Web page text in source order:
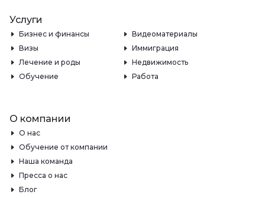
Услуги
Бизнес и финансы
Видеоматериалы
Визы
Иммиграция
Лечение и роды
Недвижимость
Обучение
Работа
О компании
О нас
Обучение от компании
Наша команда
Пресса о нас
Блог